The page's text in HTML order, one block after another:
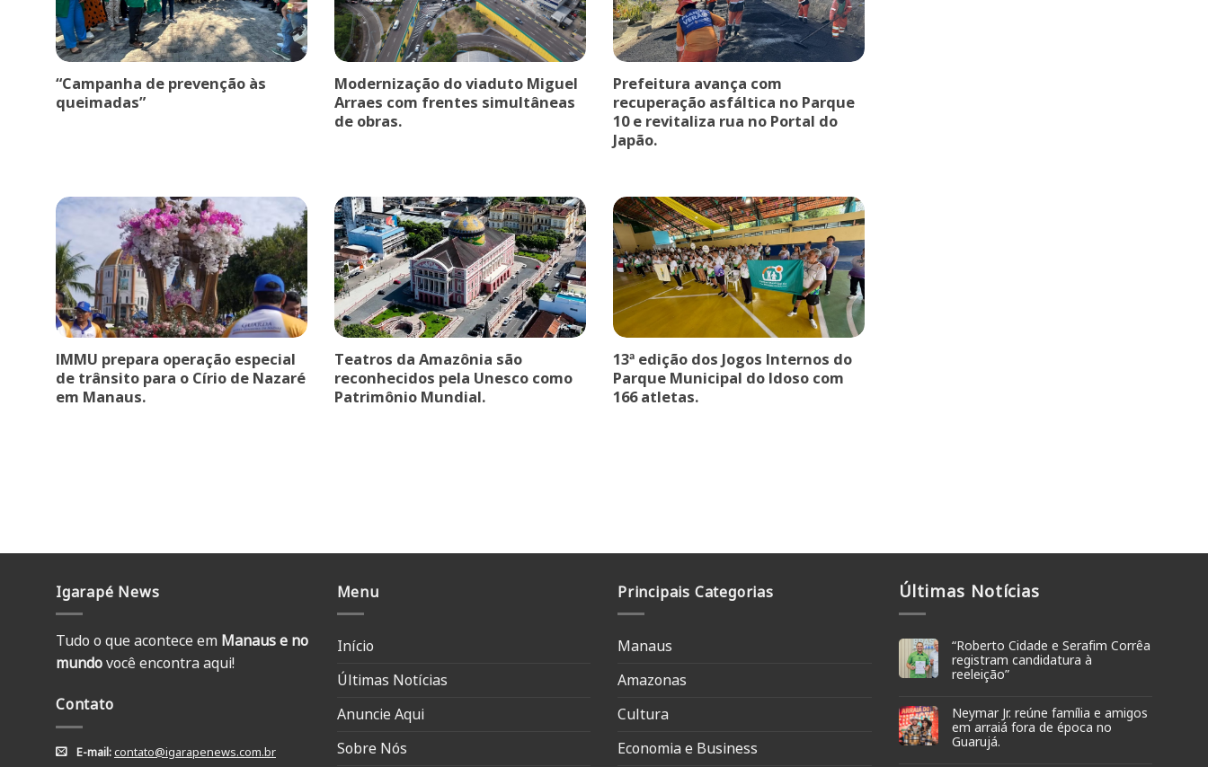
“Campanha de prevenção às
queimadas”
Modernização do viaduto Miguel
Arraes com frentes simultâneas
de obras.
Prefeitura avança com
recuperação asfáltica no Parque
10 e revitaliza rua no Portal do
Japão.
IMMU prepara operação especial
de trânsito para o Círio de Nazaré
em Manaus.
Teatros da Amazônia são
reconhecidos pela Unesco como
Patrimônio Mundial.
13ª edição dos Jogos Internos do
Parque Municipal do Idoso com
166 atletas.
Igarapé News
Tudo o que acontece em Manaus e no
mundovocê encontra aqui!
Contato
E-mail:contato@igarapenews.com.br
Menu
Início
Últimas Notícias
Anuncie Aqui
Sobre Nós
Principais Categorias
Manaus
Amazonas
Cultura
Economia e Business
Últimas Notícias
“Roberto Cidade e Serafim Corrêa
registram candidatura à
reeleição”
Neymar Jr. reúne família e amigos
em arraiá fora de época no
Guarujá.